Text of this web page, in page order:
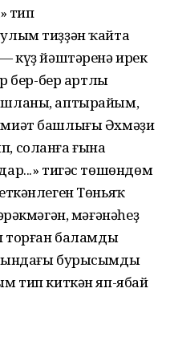
тип
тиҙҙән ҡайта
күҙ йәштәренә ирек
бер-бер артлы
аптырайым,
башлығы Әхмәҙи
соланға ғына
тигәс төшөндөм
Төньяҡ
мәғәнәһеҙ
торған баламды
бурысымды
тип киткән яп-ябай